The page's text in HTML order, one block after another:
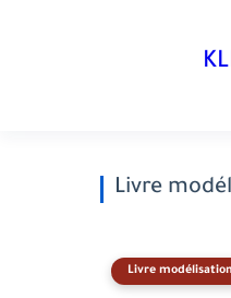
Livre
Livre